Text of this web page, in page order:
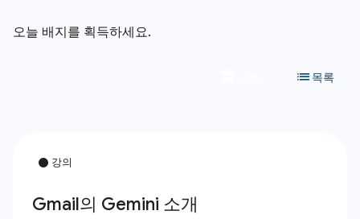
오늘 배지를 획득하세요.